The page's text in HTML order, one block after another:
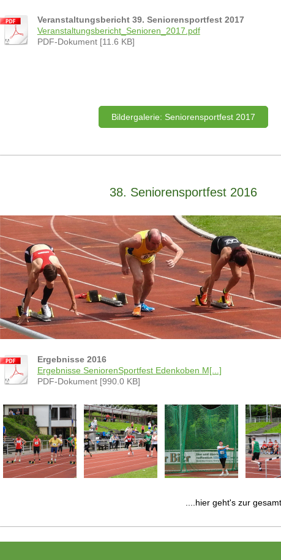
Veranstaltungsbericht 39. Seniorensportfest 2017
Veranstaltungsbericht_Senioren_2017.pdf
PDF-Dokument [11.6 KB]
Bildergalerie: Seniorensportfest 2017
38. Seniorensportfest 2016
Ergebnisse 2016
Ergebnisse SeniorenSportfest Edenkoben M[...]
PDF-Dokument [990.0 KB]
....hier geht's zur